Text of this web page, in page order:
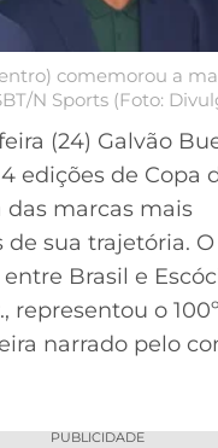
comemorou a
N Sports (Foto:
(24) Galvão
edições de Copa
marcas mais
sua trajetória.
Brasil e
representou o
narrado pelo
PUBLICIDADE